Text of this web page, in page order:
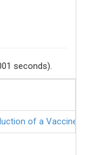
seconds).
of a Vaccine